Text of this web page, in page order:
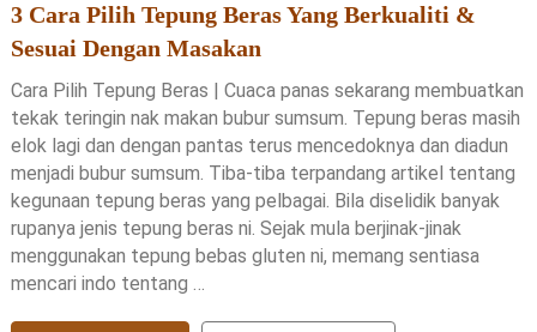
3 Cara Pilih Tepung Beras Yang Berkualiti &
Sesuai Dengan Masakan
Cara Pilih Tepung Beras | Cuaca panas sekarang membuatkan
tekak teringin nak makan bubur sumsum. Tepung beras masih
elok lagi dan dengan pantas terus mencedoknya dan diadun
menjadi bubur sumsum. Tiba-tiba terpandang artikel tentang
kegunaan tepung beras yang pelbagai. Bila diselidik banyak
rupanya jenis tepung beras ni. Sejak mula berjinak-jinak
menggunakan tepung bebas gluten ni, memang sentiasa
mencari indo tentang …